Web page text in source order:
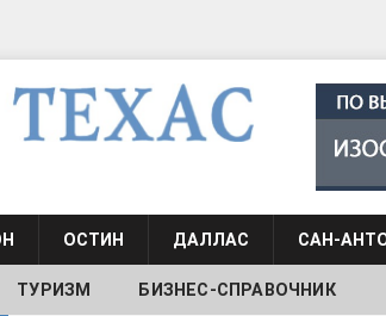
ОСТИН ДАЛЛАС САН-
ТУРИЗМ БИЗНЕС-СПРАВОЧНИК